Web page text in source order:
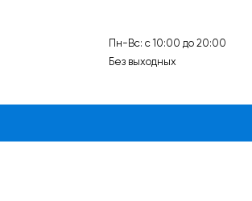
Пн-Вс: с 10:00 до 20:00
Без выходных